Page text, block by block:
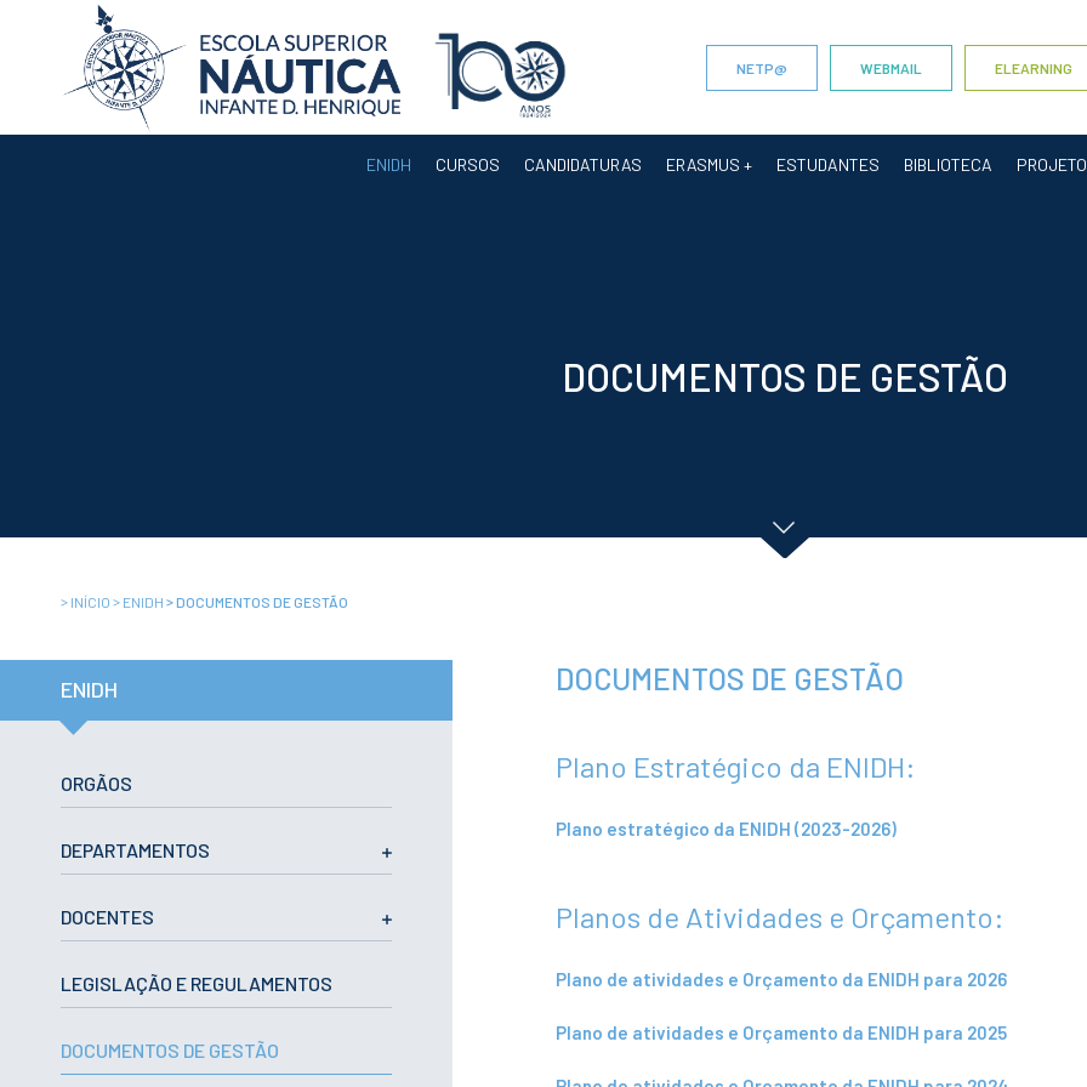
NETP@ WEBMAIL ELEARNING
ENIDH CURSOS CANDIDATURAS ERASMUS + ESTUDANTES BIBLIOTECA
Privacidade e
Qualidade
Marca
Recrutamento
Contratação
Canal de Denúncia
Notícias
Centenário ENIDH
Reconhecimento
Estrangeiras
DOCUMENTOS DE GESTÃO
> INÍCIO > ENIDH >DOCUMENTOS DE GESTÃO
ENIDH
ORGÃOS
DEPARTAMENTOS
DOCENTES
LEGISLAÇÃO E REGULAMENTOS
DOCUMENTOS DE GESTÃO
DOCUMENTOS DE GESTÃO
Plano Estratégico da ENIDH:
Plano estratégico da ENIDH (2023-2026)
Planos de Atividades e Orçamento:
Plano de atividades e Orçamento da ENIDH para 2026
Plano de atividades e Orçamento da ENIDH para 2025